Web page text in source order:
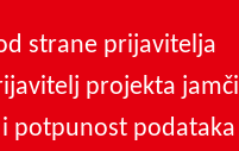
strane prijavitelja
projekta jamči
potpunost podataka